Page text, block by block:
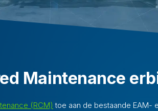
Maintenance
(RCM) toe aan de bestaande EAM-